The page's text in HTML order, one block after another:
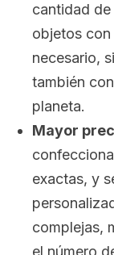
cantidad
objetos con
necesario,
también
planeta.
Mayor
exactas, y
complejas,
el número